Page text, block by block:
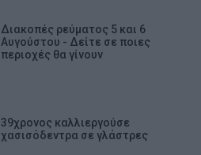
Διακοπές ρεύματος 5 και 6
Αυγούστου - Δείτε σε ποιες
περιοχές θα γίνουν
39χρονος καλλιεργούσε
χασισόδεντρα σε γλάστρες